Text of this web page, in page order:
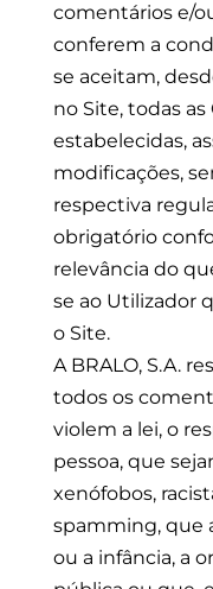
comentários e/
conferem a
se aceitam,
no Site, todas
estabelecidas,
modificações,
respectiva
obrigatório
relevância do
se ao Utilizador
o Site.
A BRALO, S.A.
todos os
violem a lei, o
pessoa, que
xenófobos,
spamming, que
ou a infância, a